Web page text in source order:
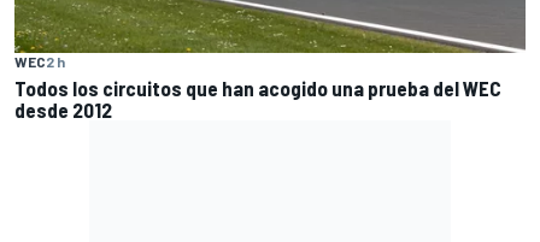
WEC2 h
Todos los circuitos que han acogido una prueba del WEC
desde 2012